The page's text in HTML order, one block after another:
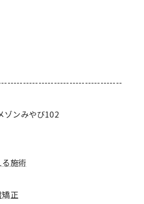
ゾンみやび102
施術
正